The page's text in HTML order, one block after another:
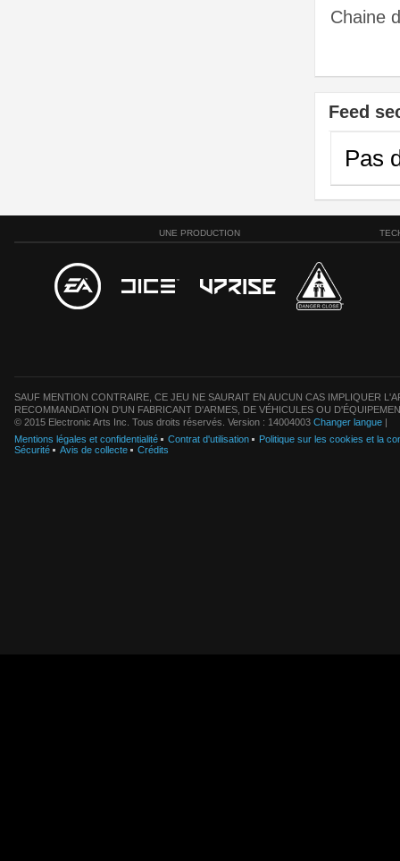
Chaine
Feed
Pas
UNE PRODUCTION
SAUF MENTION CONTRAIRE, CE JEU NE SAURAIT EN AUCUN CAS IMPLIQUER
RECOMMANDATION D'UN FABRICANT D'ARMES, DE VÉHICULES OU
© 2015 Electronic Arts Inc. Tous droits réservés. Version : 14004003 Changer langue |
Mentions légales et confidentialité
Contrat d'utilisation
Politique sur les cookies et la
Sécurité
Avis de collecte Crédits